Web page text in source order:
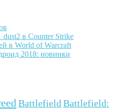
в Counter Strike
в World of Warcraft
2018: новинки
Battlefield Battlefield: